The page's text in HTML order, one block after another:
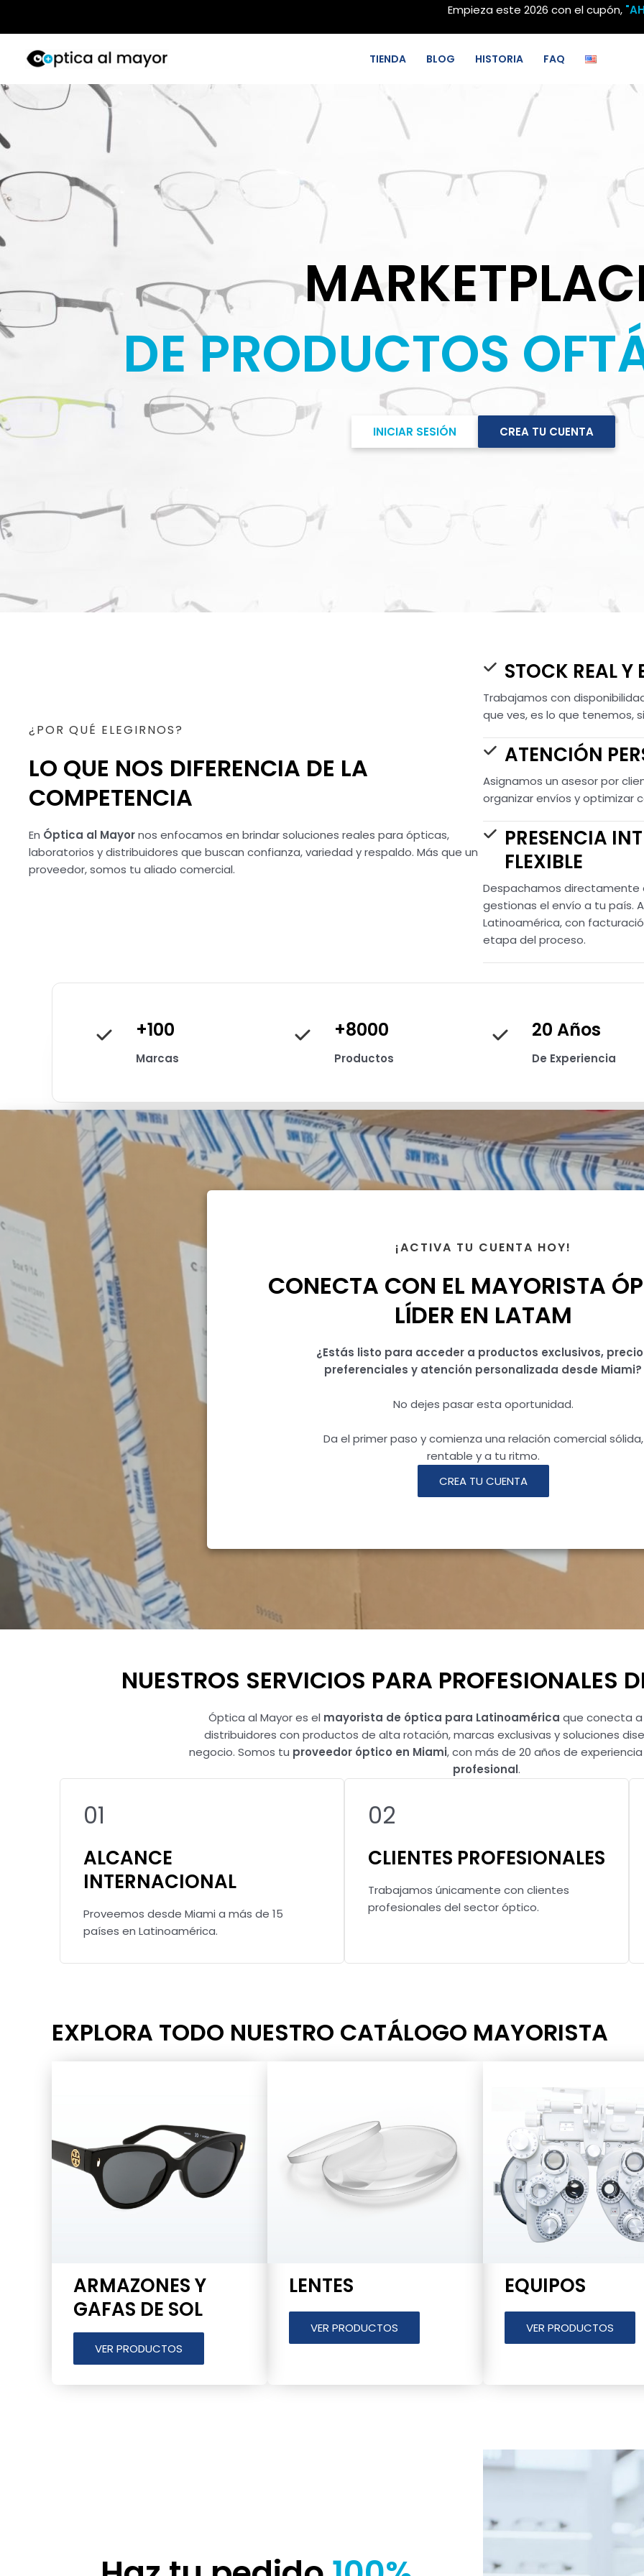
Empieza este 2026 con el cupón,
TIENDA BLOG HISTORIA FAQ
DE PRODUCTOS
INICIAR SESIÓN CREA TU CUENTA
¿POR QUÉ ELEGIRNOS?
LO QUE NOS DIFERENCIA DE LA
COMPETENCIA
En Óptica al Mayornos enfocamos en brindar soluciones reales para ópticas,
laboratorios y distribuidores que buscan confianza, variedad y respaldo. Más que un
proveedor, somos tu aliado comercial.
STOCK REAL Y
Trabajamos con
que ves, es lo que tenemos,
ATENCIÓN
Asignamos un asesor por
organizar envíos y optimizar
PRESENCIA
FLEXIBLE
Despachamos directamente
gestionas el envío a tu país.
Latinoamérica, con
etapa del proceso.
+100
Marcas
+8000
Productos
20 Años
De Experiencia
¡ACTIVA TU CUENTA HOY!
CONECTA CON EL MAYORISTA
LÍDER EN LATAM
¿Estás listo para acceder a productos exclusivos,
preferenciales y atención personalizada desde Miami?
No dejes pasar esta oportunidad.
Da el primer paso y comienza una relación comercial sólida,
rentable y a tu ritmo.
CREA TU CUENTA
NUESTROS SERVICIOS PARA PROFESIONALES
Óptica al Mayor es el mayorista de óptica para Latinoamérica que conecta
distribuidores con productos de alta rotación, marcas exclusivas y soluciones
negocio. Somos tu proveedor óptico en Miami, con más de 20 años de
profesional.
01
ALCANCE
INTERNACIONAL
Proveemos desde Miami a más de 15
países en Latinoamérica.
02
CLIENTES PROFESIONALES
Trabajamos únicamente con clientes
profesionales del sector óptico.
EXPLORA TODO NUESTRO CATÁLOGO MAYORISTA
ARMAZONES Y
GAFAS DE SOL
VER PRODUCTOS
LENTES
VER PRODUCTOS
EQUIPOS
VER PRODUCTOS